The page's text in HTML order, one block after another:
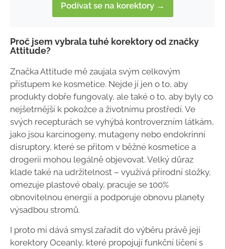
Podívat se na korektory →
Proč jsem vybrala tuhé korektory od značky
Attitude?
Značka Attitude mě zaujala svým celkovým
přístupem ke kosmetice. Nejde jí jen o to, aby
produkty dobře fungovaly, ale také o to, aby byly co
nejšetrnější k pokožce a životnímu prostředí. Ve
svých recepturách se vyhýbá kontroverzním látkám,
jako jsou karcinogeny, mutageny nebo endokrinní
disruptory, které se přitom v běžné kosmetice a
drogerii mohou legálně objevovat. Velký důraz
klade také na udržitelnost – využívá přírodní složky,
omezuje plastové obaly, pracuje se 100%
obnovitelnou energií a podporuje obnovu planety
výsadbou stromů.
I proto mi dává smysl zařadit do výběru právě její
korektory Oceanly, které propojují funkční líčení s